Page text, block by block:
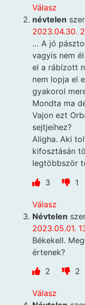
Válasz
névtelen
2023.04.30.
… A jó
vagyis nem
el a rábízott
nem lopja el
gyakorol
Mondta ma
Vajon ezt
sejtjeihez?
Aligha. Aki
kifosztásán
legtöbbször
3
1
Válasz
Névtelen
2023.05.01.
Békekell.
értenek?
2
2
Válasz